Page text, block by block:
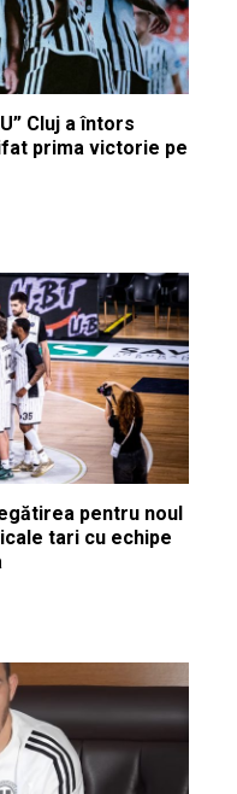
Cluj a întors
prima victorie pe
pentru noul
tari cu echipe